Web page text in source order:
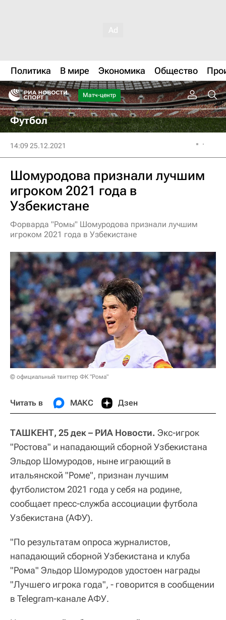
Политика В мире Экономика Общество
Матч-центр
Футбол
14:09 25.12.2021
Шомуродова признали лучшим
игроком 2021 года в
Узбекистане
Форварда "Ромы" Шомуродова признали лучшим
игроком 2021 года в Узбекистане
© официальный твиттер ФК "Рома"
Читать в МАКС Дзен
ТАШКЕНТ, 25 дек – РИА Новости. Экс-игрок
"Ростова" и нападающий сборной Узбекистана
Эльдор Шомуродов, ныне играющий в
итальянской "Роме", признан лучшим
футболистом 2021 года у себя на родине,
сообщает пресс-служба ассоциации футбола
Узбекистана (АФУ).
"По результатам опроса журналистов,
нападающий сборной Узбекистана и клуба
"Рома" Эльдор Шомуродов удостоен награды
"Лучшего игрока года", - говорится в сообщении
в Telegram-канале АФУ.